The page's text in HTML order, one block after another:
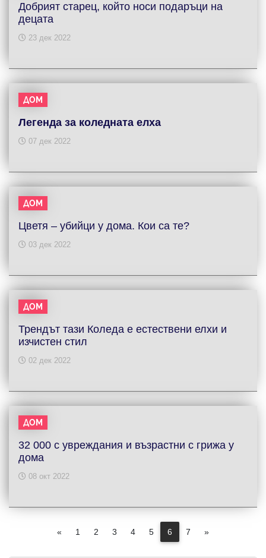
Добрият старец, който носи подаръци на
децата
23 дек 2022
ДОМ
Легенда за коледната елха
07 дек 2022
ДОМ
Цветя – убийци у дома. Кои са те?
03 дек 2022
ДОМ
Трендът тази Коледа е естествени елхи и
изчистен стил
02 дек 2022
ДОМ
32 000 с увреждания и възрастни с грижа у
дома
08 окт 2022
« 1 2 3 4 5 6 7 »